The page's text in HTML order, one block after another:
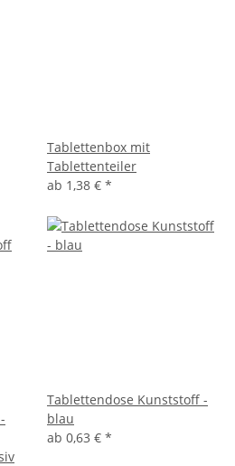
Tablettenbox mit
Tablettenteiler
ab 1,38 € *
Tablettendose Kunststoff -
blau
ab 0,63 € *